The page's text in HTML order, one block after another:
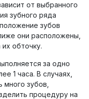
от выбранного
зубного ряда
зубов
они расположены,
обточку.
за одно
1 часа. В случаях,
зубов,
процедуру на